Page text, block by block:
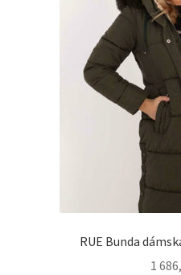
RUE Bunda
1